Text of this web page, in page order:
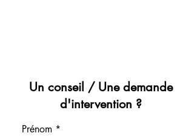
Un conseil / Une demande
d'intervention ?
Prénom